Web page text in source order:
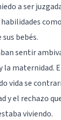
a ser
bebés.
sentir
la maternidad.
vida se
y el rechazo
viviendo.